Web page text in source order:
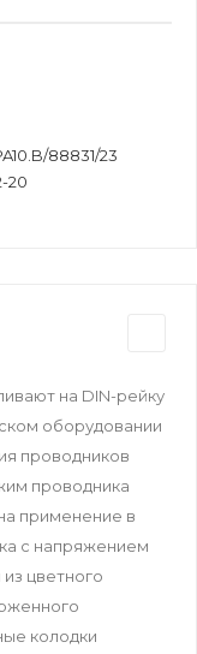
88831/23
20
на DIN-рейку
оборудовании
проводников
проводника
применение в
с напряжением
цветного
колодки